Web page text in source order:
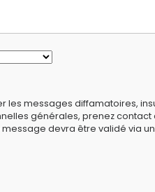
les messages diffamatoires,
générales, prenez contact
devra être validé via